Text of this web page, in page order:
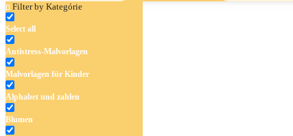
Filter by Kategórie
Select all
Antistress-Malvorlagen
Malvorlagen für Kinder
Alphabet und zahlen
Blumen